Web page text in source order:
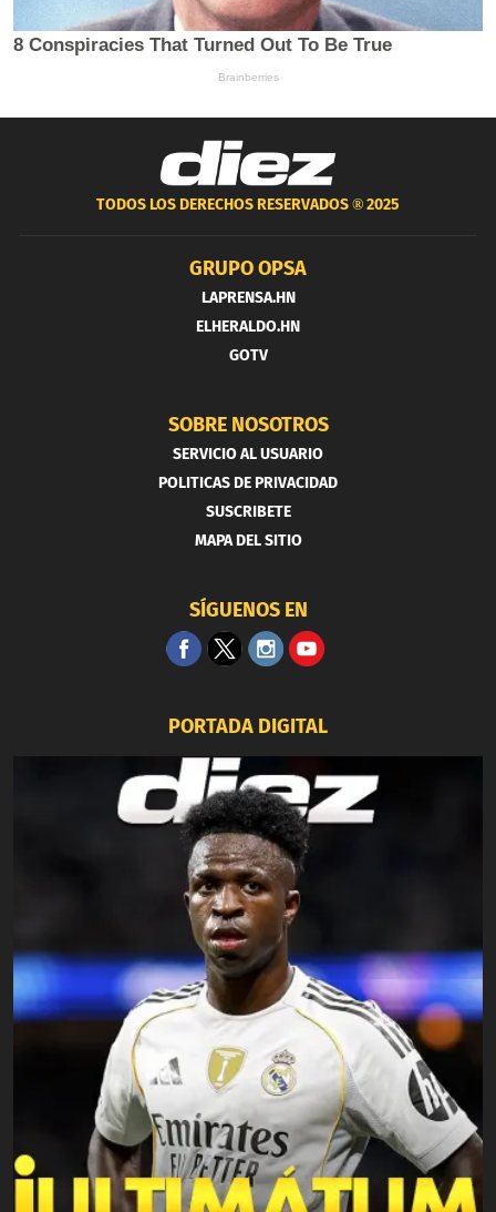
TODOS LOS DERECHOS RESERVADOS ®2025
GRUPO OPSA
LAPRENSA.HN
ELHERALDO.HN
GOTV
SOBRE NOSOTROS
SERVICIO AL USUARIO
POLITICAS DE PRIVACIDAD
SUSCRIBETE
MAPA DEL SITIO
SÍGUENOS EN
PORTADA DIGITAL